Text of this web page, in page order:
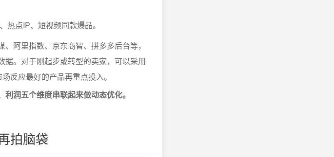
热点IP、短视频同款爆品。
阿里指数、京东商智、拼多多后台等，
据。对于刚起步或转型的卖家，可以采用
反应最好的产品再重点投入。
润五个维度串联起来做动态优化。
拍脑袋